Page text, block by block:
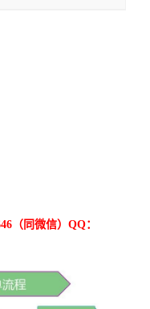
（同微信）QQ：